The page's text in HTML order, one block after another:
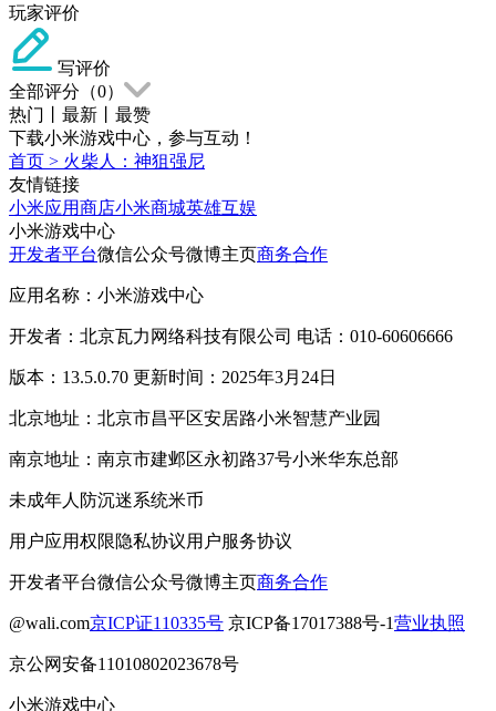
玩家评价
写评价
全部评分（0）
热门
最新
最赞
下载小米游戏中心，参与互动！
首页 > 火柴人：神狙强尼
友情链接
小米应用商店小米商城英雄互娱
小米游戏中心
开发者平台微信公众号微博主页商务合作
应用名称：小米游戏中心
开发者：北京瓦力网络科技有限公司 电话：010-60606666
版本：13.5.0.70 更新时间：2025年3月24日
北京地址：北京市昌平区安居路小米智慧产业园
南京地址：南京市建邺区永初路37号小米华东总部
未成年人防沉迷系统米币
用户应用权限隐私协议用户服务协议
开发者平台微信公众号微博主页商务合作
@wali.com京ICP证110335号 京ICP备17017388号-1营业执照
京公网安备11010802023678号
小米游戏中心